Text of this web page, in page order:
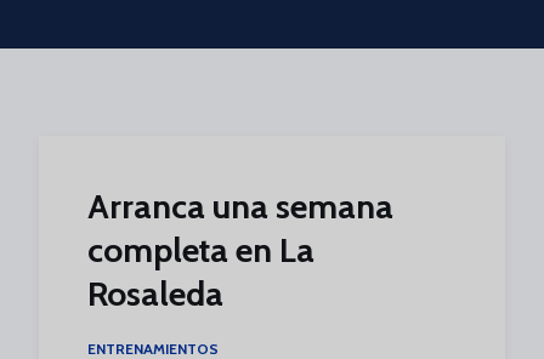
Skip to main content
Arranca una semana
completa en La
Rosaleda
ENTRENAMIENTOS